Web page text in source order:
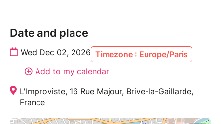
Date and place
Wed Dec 02, 2026 Timezone : Europe/Paris
Add to my calendar
L'Improviste, 16 Rue Majour, Brive-la-Gaillarde,
France